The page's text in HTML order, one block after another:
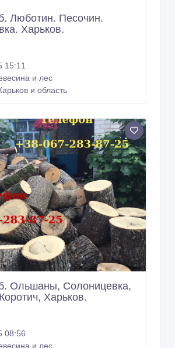
Люботин. Песочин.
Харьков.
15:11
и лес
и область
Ольшаны, Солоницевка,
Харьков.
08:56
и лес